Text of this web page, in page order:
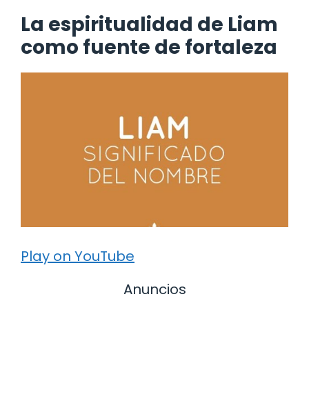
La espiritualidad de Liam
como fuente de fortaleza
Play on YouTube
Anuncios